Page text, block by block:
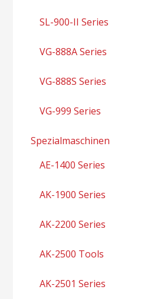
SL-900-II Series
VG-888A Series
VG-888S Series
VG-999 Series
Spezialmaschinen
AE-1400 Series
AK-1900 Series
AK-2200 Series
AK-2500 Tools
AK-2501 Series